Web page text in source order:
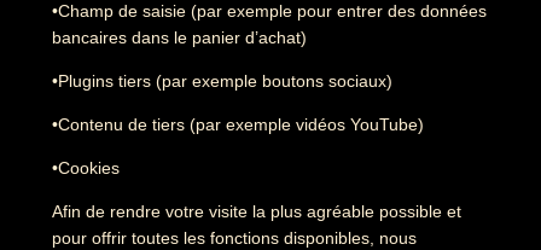
•Champ de saisie (par exemple pour entrer des données
bancaires dans le panier d’achat)
•Plugins tiers (par exemple boutons sociaux)
•Contenu de tiers (par exemple vidéos YouTube)
•Cookies
Afin de rendre votre visite la plus agréable possible et
pour offrir toutes les fonctions disponibles, nous